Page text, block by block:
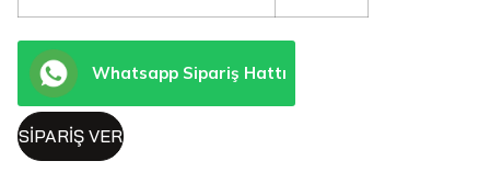
Whatsapp Sipariş Hattı
SIPARIŞ VER